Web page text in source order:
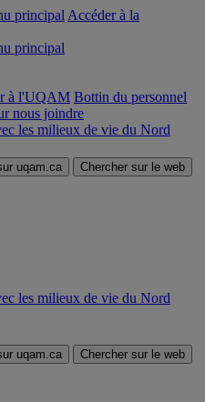
principal Accéder à la
principal
à l'UQAM Bottin du personnel
nous joindre
les milieux de vie du Nord
uqam.ca Chercher sur le web
les milieux de vie du Nord
uqam.ca Chercher sur le web